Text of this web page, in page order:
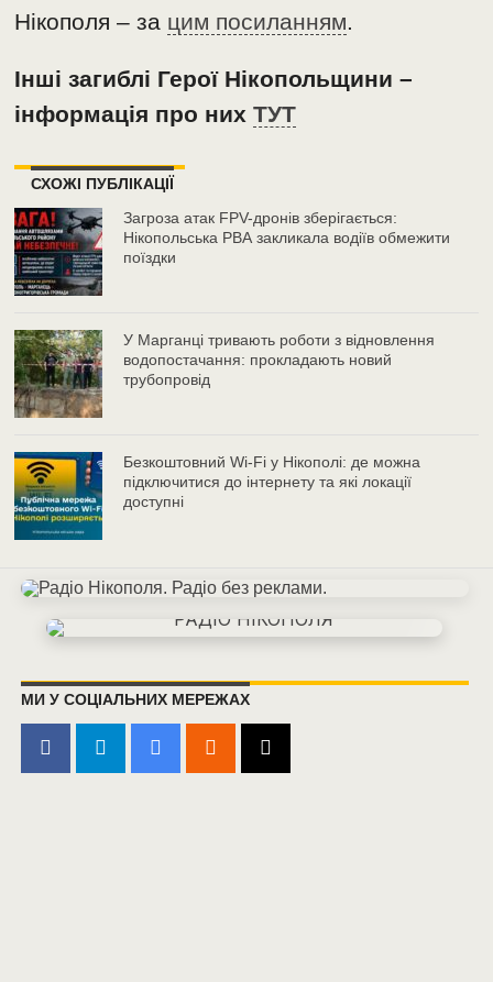
Нікополя – за цим посиланням
Інші загиблі Герої Нікопольщини –
інформація про нихТУТ
СХОЖІ ПУБЛІКАЦІЇ
Загроза атак FPV-дронів зберігається:
Нікопольська РВА закликала водіїв обмежити
поїздки
У Марганці тривають роботи з відновлення
водопостачання: прокладають новий
трубопровід
Безкоштовний Wi-Fi у Нікополі: де можна
підключитися до інтернету та які локації
доступні
МИ У СОЦІАЛЬНИХ МЕРЕЖАХ